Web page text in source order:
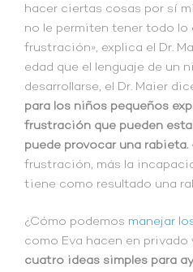
hacer ciertas cosas por sí
no le permiten tener todo lo
frustración», explica el Dr.
edad que el lenguaje de un
desarrollarse, el Dr. Maier
para los niños pequeños
frustración que pueden
puede provocar una rabieta.
frustración, más la
tiene como resultado una
¿Cómo podemos manejar
como Eva hacen en
cuatro ideas simples para